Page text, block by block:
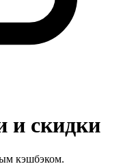
и скидки
кэшбэком.